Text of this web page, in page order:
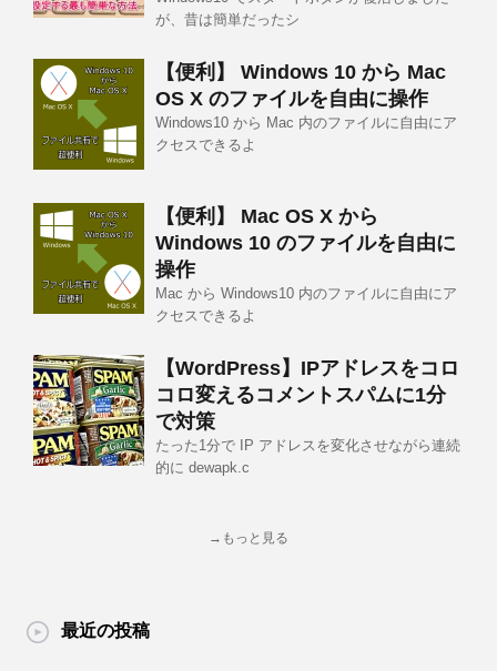
が、昔は簡単だったシ
【便利】 Windows 10 から Mac
OS X のファイルを自由に操作
Windows10 から Mac 内のファイルに自由にア
クセスできるよ
【便利】 Mac OS X から
Windows 10 のファイルを自由に
操作
Mac から Windows10 内のファイルに自由にア
クセスできるよ
【WordPress】IPアドレスをコロ
コロ変えるコメントスパムに1分
で対策
たった1分で IP アドレスを変化させながら連続
的に dewapk.c
→もっと見る
最近の投稿